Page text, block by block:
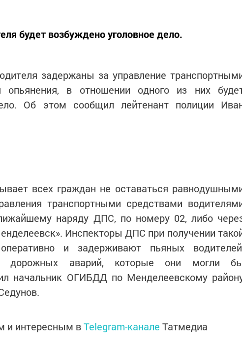
будет возбуждено уголовное дело.
задержаны за управление
опьянения, в отношении одного из них
Об этом сообщил лейтенант полиции
всех граждан не оставаться
транспортными средствами
наряду ДПС, по номеру 02, либо
Инспекторы ДПС при получении
и задерживают пьяных
дорожных аварий, которые они могли
начальник ОГИБДД по Менделеевскому
и интересным вTelegram-канале Татмедиа